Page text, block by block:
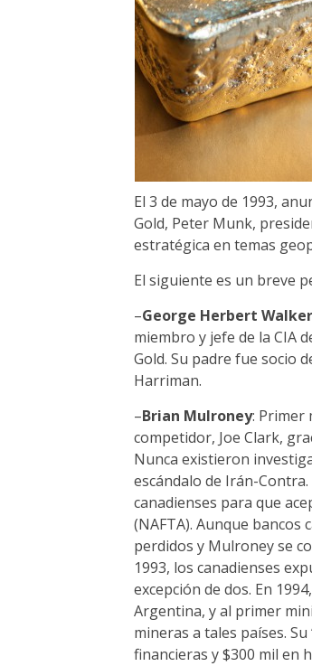
El 3 de mayo de 1993,
Gold, Peter Munk,
estratégica en temas
El siguiente es un breve
–George Herbert
miembro y jefe de la CIA
Gold. Su padre fue socio
Harriman.
–Brian Mulroney: Primer
competidor, Joe Clark,
Nunca existieron
escándalo de Irán-
canadienses para que
(NAFTA). Aunque
perdidos y Mulroney se
1993, los canadienses
excepción de dos. En
Argentina, y al primer
mineras a tales países.
financieras y $300 mil en